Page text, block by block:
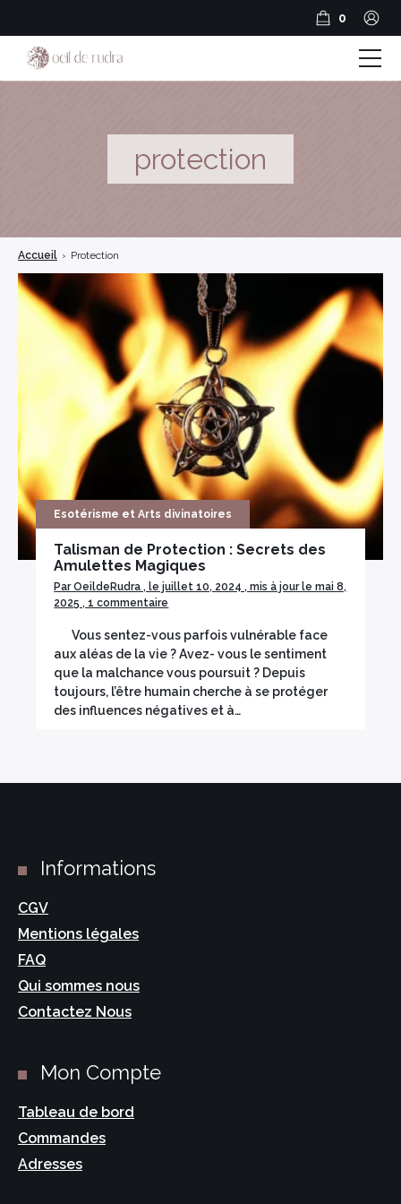
protection
Accueil › Protection
Esotérisme et Arts divinatoires
Talisman de Protection : Secrets des
Amulettes Magiques
Par OeildeRudra , le juillet 10, 2024 , mis à jour le mai 8,
2025 , 1 commentaire
Vous sentez-vous parfois vulnérable face
aux aléas de la vie ? Avez- vous le sentiment
que la malchance vous poursuit ? Depuis
toujours, l’être humain cherche à se protéger
des influences négatives et à…
0
Encens en résine
Encens Bâtonnets
Encens en cônes
Encens herbes séchées
Bois sacré
Guide Rudraksha
BLOG
Informations
CGV
Mentions légales
FAQ
Qui sommes nous
Contactez Nous
Mon Compte
Tableau de bord
Commandes
Adresses